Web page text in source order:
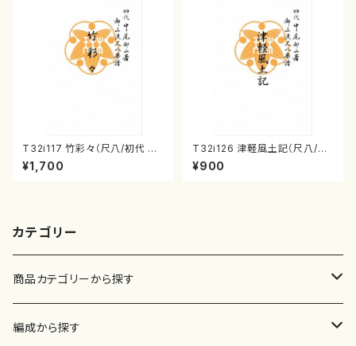
T32i117 竹彩々（尺八/初代 山
本邦山/尺八/都山式譜）都山流
公刊楽譜曲番:566
¥1,700
T32i126 津軽風土記（尺八/野
村峰山/尺八/都山式譜）都山流
公刊楽譜曲番:575
¥900
カテゴリー
商品カテゴリーから探す
楽譜
編成から探す